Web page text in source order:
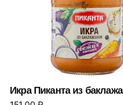
Икра Пиканта из